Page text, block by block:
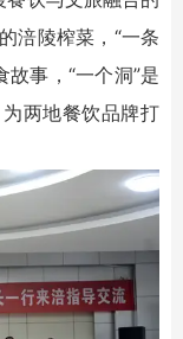
涪陵榨菜，“一条
事，“一个洞”是
两地餐饮品牌打